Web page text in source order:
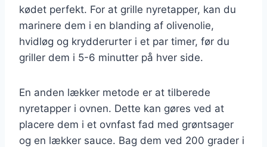
kødet perfekt. For at grille nyretapper, kan du
marinere dem i en blanding af olivenolie,
hvidløg og krydderurter i et par timer, før du
griller dem i 5-6 minutter på hver side.
En anden lækker metode er at tilberede
nyretapper i ovnen. Dette kan gøres ved at
placere dem i et ovnfast fad med grøntsager
og en lækker sauce. Bag dem ved 200 grader i